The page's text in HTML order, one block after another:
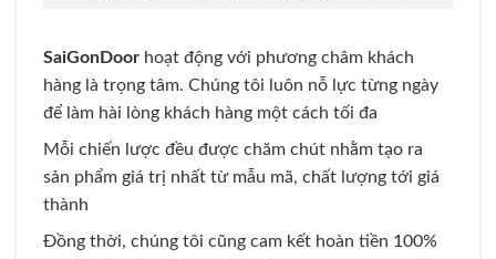
SaiGonDoor hoạt động với phương châm khách
hàng là trọng tâm. Chúng tôi luôn nỗ lực từng ngày
để làm hài lòng khách hàng một cách tối đa
Mỗi chiến lược đều được chăm chút nhằm tạo ra
sản phẩm giá trị nhất từ mẫu mã, chất lượng tới giá
thành
Đồng thời, chúng tôi cũng cam kết hoàn tiền 100%